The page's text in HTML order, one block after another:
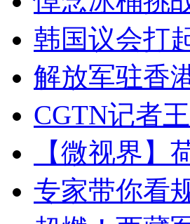
韩国议会打
解放军驻香
CGTN记者
【微视界】
专家带你看